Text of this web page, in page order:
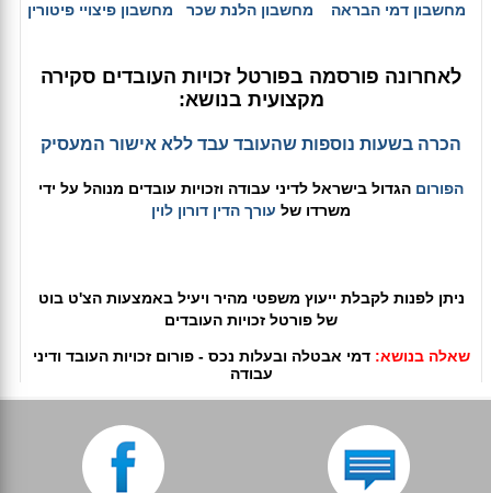
מחשבון דמי הבראה
מחשבון הלנת שכר מחשבון פיצויי פיטורין
לאחרונה פורסמה בפורטל זכויות העובדים סקירה
מקצועית בנושא:
הכרה בשעות נוספות שהעובד עבד ללא אישור המעסיק
הפורום הגדול בישראל לדיני עבודה וזכויות עובדים מנוהל על ידי
משרדו של עורך הדין דורון לוין
ניתן לפנות לקבלת ייעוץ משפטי מהיר ויעיל באמצעות הצ'ט בוט
של פורטל זכויות העובדים
שאלה בנושא: דמי אבטלה ובעלות נכס - פורום זכויות העובד ודיני
עבודה